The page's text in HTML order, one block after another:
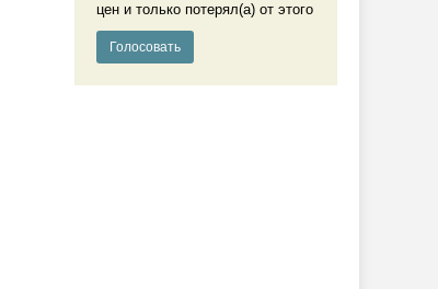
цен и только потерял(а) от этого